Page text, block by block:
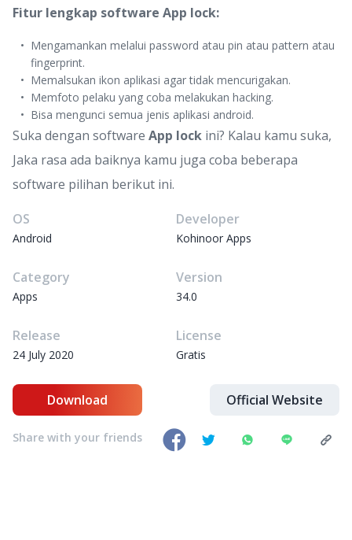
Fitur lengkap software App lock:
Mengamankan melalui password atau pin atau pattern atau
fingerprint.
Memalsukan ikon aplikasi agar tidak mencurigakan.
Memfoto pelaku yang coba melakukan hacking.
Bisa mengunci semua jenis aplikasi android.
Suka dengan software App lock ini? Kalau kamu suka,
Jaka rasa ada baiknya kamu juga coba beberapa
software pilihan berikut ini.
OS
Android
Developer
Kohinoor Apps
Category
Apps
Version
34.0
Release
24 July 2020
License
Gratis
Download Official Website
Share with your friends